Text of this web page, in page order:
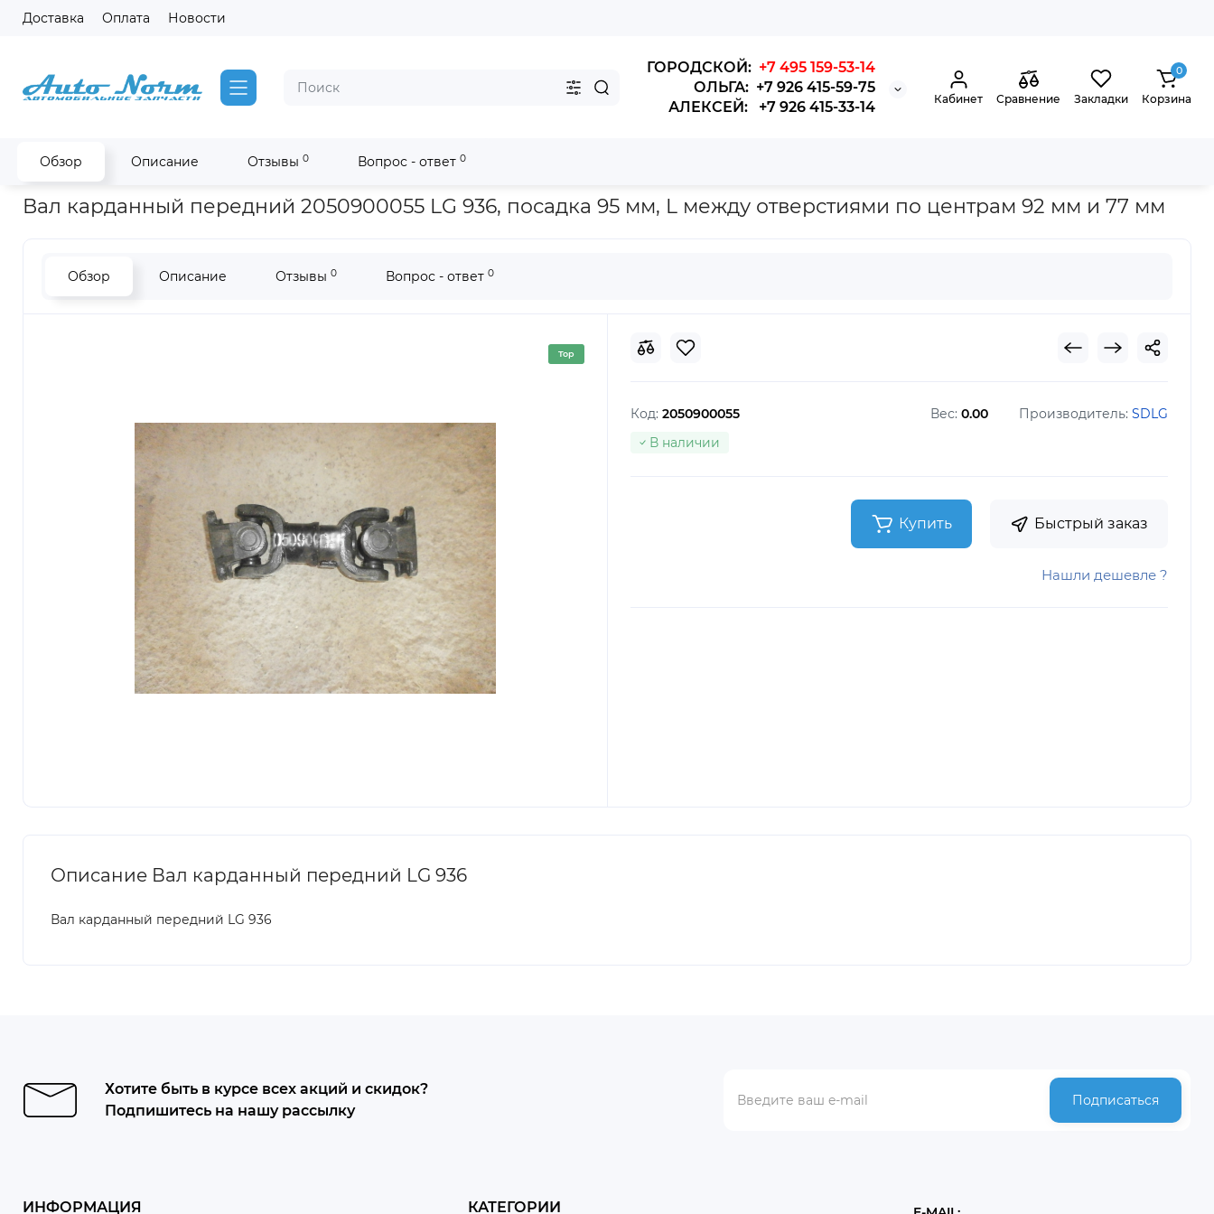
Доставка Оплата Новости
ГОРОДСКОЙ: +7 495 159-53-14
ОЛЬГА: +7 926 415-59-75
АЛЕКСЕЙ: +7 926 415-33-14
Кабинет Сравнение Закладки
0
Корзина
Обзор Описание Отзывы 0 Вопрос - ответ 0
Главная Запчасти SDLG !РАСПРОДАЖА! Вал карданный передний LG 936
Вал карданный передний 2050900055 LG 936, посадка 95 мм, L между отверстиями по центрам 92 мм и 77 мм
Обзор Описание Отзывы 0 Вопрос - ответ 0
Top
Код: 2050900055 Производитель: SDLG
В наличии
Вес: 0.00
Купить Быстрый заказ
Нашли дешевле ?
Описание Вал карданный передний LG 936
Вал карданный передний LG 936
Хотите быть в курсе всех акций и скидок?
Подпишитесь на нашу рассылку
Подписаться
ИНФОРМАЦИЯ КАТЕГОРИИ